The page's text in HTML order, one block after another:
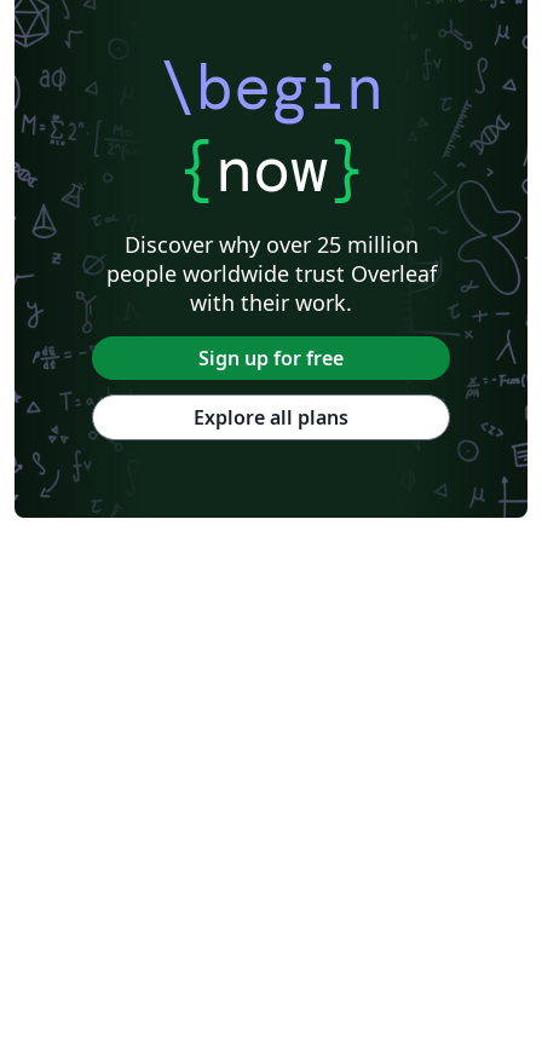
\begin
{now}
Discover why over 25 million
people worldwide trust Overleaf
with their work.
Sign up for free
Explore all plans